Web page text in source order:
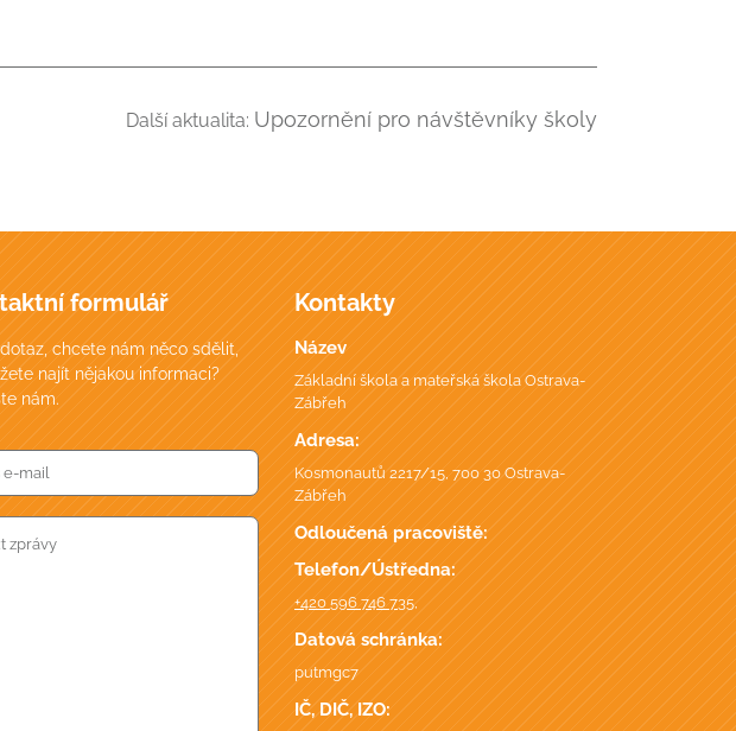
Další aktualita: Upozornění pro návštěvníky školy
formulář
chcete nám něco sdělit,
najít nějakou informaci?
nám.
Kontakty
Název
Základní škola a mateřská škola Ostrava-
Zábřeh
Adresa:
Kosmonautů 2217/15, 700 30 Ostrava-
Zábřeh
Odloučená pracoviště:
Telefon/Ústředna:
+420 596 746 735,
Datová schránka:
putmgc7
IČ, DIČ, IZO: